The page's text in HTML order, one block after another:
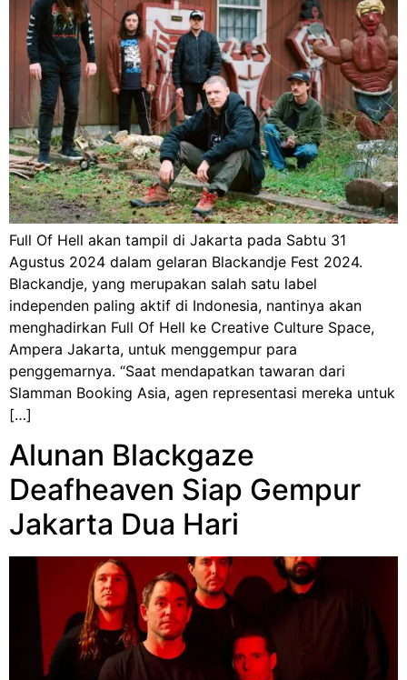
Full Of Hell akan tampil di Jakarta pada Sabtu 31
Agustus 2024 dalam gelaran Blackandje Fest 2024.
Blackandje, yang merupakan salah satu label
independen paling aktif di Indonesia, nantinya akan
menghadirkan Full Of Hell ke Creative Culture Space,
Ampera Jakarta, untuk menggempur para
penggemarnya. “Saat mendapatkan tawaran dari
Slamman Booking Asia, agen representasi mereka untuk
[…]
Alunan Blackgaze
Deafheaven Siap Gempur
Jakarta Dua Hari